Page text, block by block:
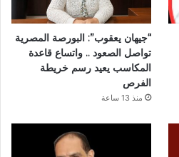
“جيهان يعقوب”: البورصة المصرية
تواصل الصعود .. واتساع قاعدة
المكاسب يعيد رسم خريطة
الفرص
منذ 13 ساعة